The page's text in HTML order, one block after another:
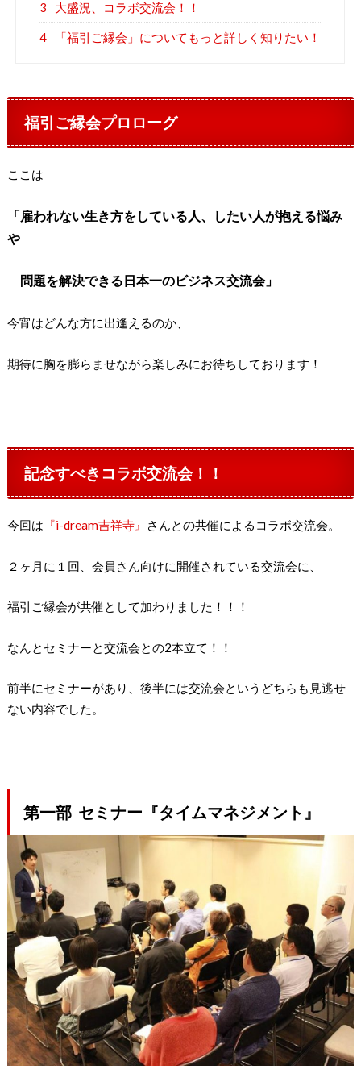
3 大盛況、コラボ交流会！！
4 「福引ご縁会」についてもっと詳しく知りたい！
福引ご縁会プロローグ
ここは
「雇われない生き方をしている人、したい人が抱える悩み
や
問題を解決できる日本一のビジネス交流会」
今宵はどんな方に出逢えるのか、
期待に胸を膨らませながら楽しみにお待ちしております！
記念すべきコラボ交流会！！
今回は 『i-dream吉祥寺』 さんとの共催によるコラボ交流会。
２ヶ月に１回、会員さん向けに開催されている交流会に、
福引ご縁会が共催として加わりました！！！
なんとセミナーと交流会との2本立て！！
前半にセミナーがあり、後半には交流会というどちらも見逃せ
ない内容でした。
第一部 セミナー『タイムマネジメント』